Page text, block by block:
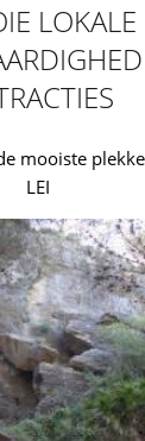
LOKALE
mooiste
LEI